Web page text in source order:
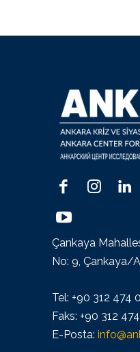
Çankaya
No: 9, Çankaya/
Tel: +90 312 474
Faks: +90 312
E-Posta: